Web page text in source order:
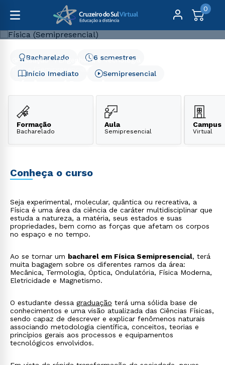
0
Graduação
Engenharia e Tecnologia
Física (Semipresencial)
Início Imediato
6 semestres
Bacharelado
Semipresencial
Formação
Bacharelado
Aula
Semipresencial
Campus
Virtual
Conheça o curso
Seja experimental, molecular, quântica ou recreativa, a
Física é uma área da ciência de caráter multidisciplinar que
estuda a natureza, a matéria, seus estados e suas
propriedades, bem como as forças que afetam os corpos
no espaço e no tempo.
Ao se tornar um bacharel em Física Semipresencial, terá
muita bagagem sobre os diferentes ramos da área:
Mecânica, Termologia, Óptica, Ondulatória, Física Moderna,
Eletricidade e Magnetismo.
O estudante dessa graduação terá uma sólida base de
conhecimentos e uma visão atualizada das Ciências Físicas,
sendo capaz de descrever e explicar fenômenos naturais
associando metodologia científica, conceitos, teorias e
princípios gerais aos processos e equipamentos
tecnológicos envolvidos.